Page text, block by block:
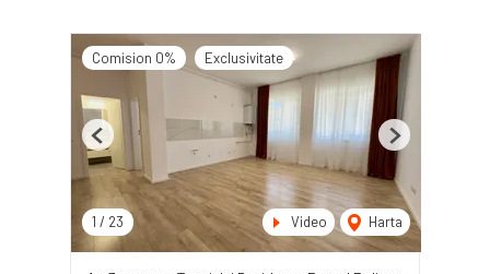
Comision 0% Exclusivitate
1 / 23 Video Harta
Previous Next